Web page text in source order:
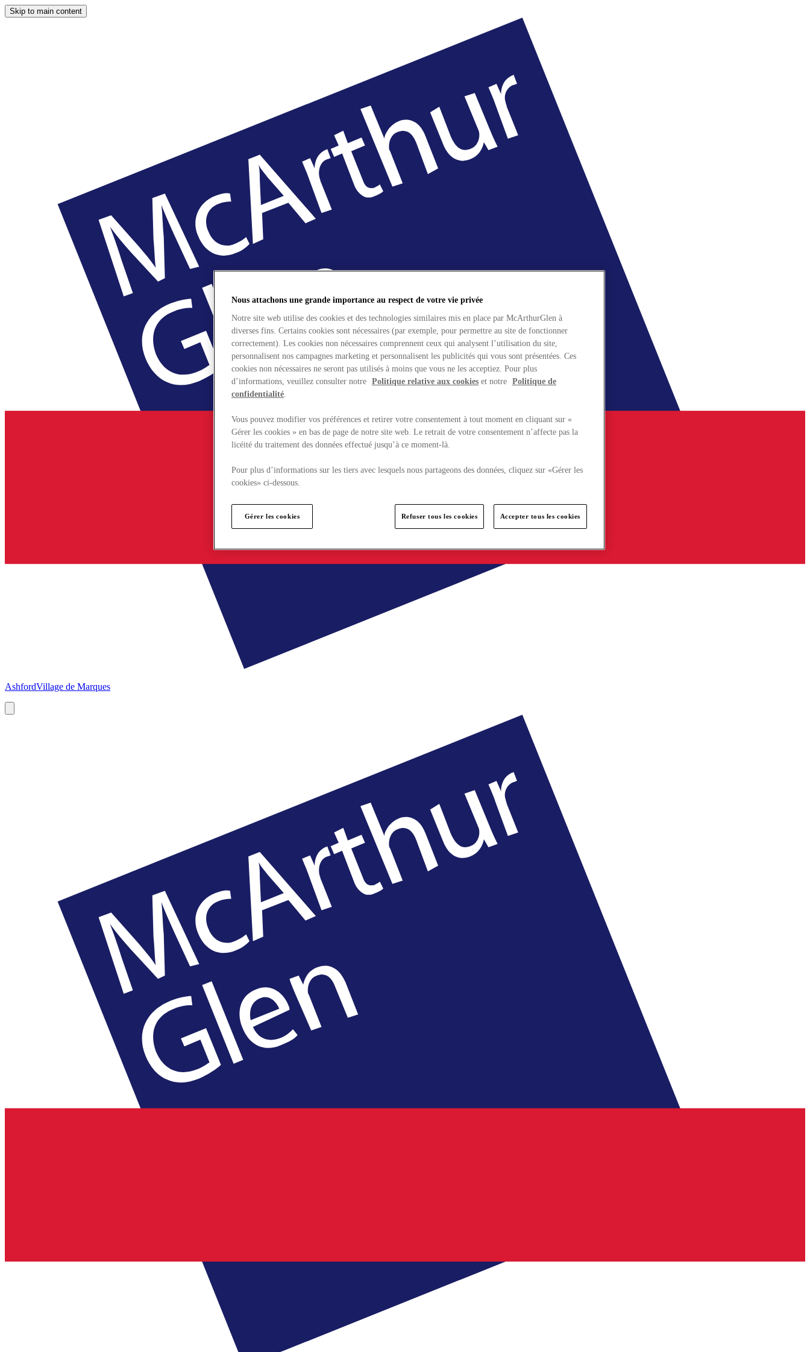
Skip to main content
AshfordVillage de Marques
Nous attachons une grande importance au respect de votre vie privée
Notre site web utilise des cookies et des technologies similaires mis en place par McArthurGlen à
diverses fins. Certains cookies sont nécessaires (par exemple, pour permettre au site de fonctionner
correctement). Les cookies non nécessaires comprennent ceux qui analysent l’utilisation du site,
personnalisent nos campagnes marketing et personnalisent les publicités qui vous sont présentées. Ces
cookies non nécessaires ne seront pas utilisés à moins que vous ne les acceptiez. Pour plus
d’informations, veuillez consulter notre Politique relative aux cookies et notre Politique de
confidentialité.
Vous pouvez modifier vos préférences et retirer votre consentement à tout moment en cliquant sur «
Gérer les cookies » en bas de page de notre site web. Le retrait de votre consentement n’affecte pas la
licéité du traitement des données effectué jusqu’à ce moment-là.
Pour plus d’informations sur les tiers avec lesquels nous partageons des données, cliquez sur «Gérer les
cookies» ci-dessous.
Gérer les cookies Refuser tous les cookies Accepter tous les cookies